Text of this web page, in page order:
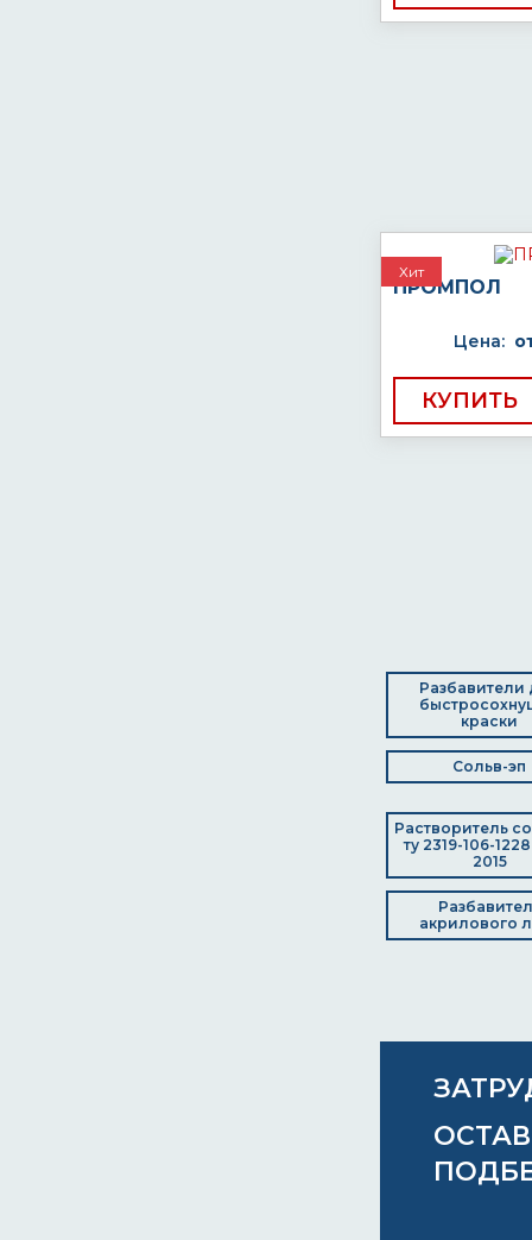
Хит
ПРОМПОЛ
Цена:
КУПИТЬ
Разбавители
краски
Сольв-эп
Растворитель
ту 2319-106-
2015
акрилового